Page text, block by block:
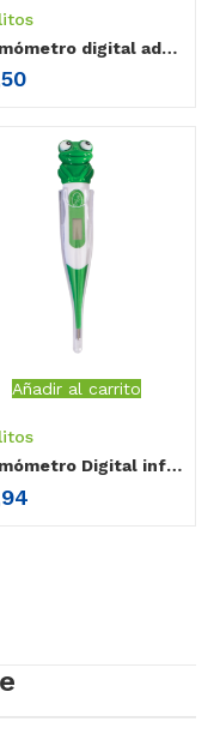
Termómetro digital adulto Carlitos
Añadir al carrito
Termómetro Digital infantil Rana Carlitos